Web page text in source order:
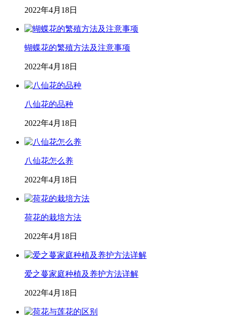
2022年4月18日
蝴蝶花的繁殖方法及注意事项
2022年4月18日
八仙花的品种
2022年4月18日
八仙花怎么养
2022年4月18日
荷花的栽培方法
2022年4月18日
爱之蔓家庭种植及养护方法详解
2022年4月18日